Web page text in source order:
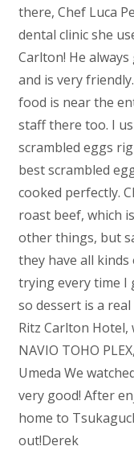
there, Chef Luca
dental clinic she
Carlton! He
and is very
food is near the
staff there too. I
scrambled eggs
best scrambled
cooked perfectly.
roast beef, which
other things, but
they have all
trying every time I
so dessert is a
Ritz Carlton Hotel,
NAVIO TOHO
Umeda We
very good! After
home to
out!Derek